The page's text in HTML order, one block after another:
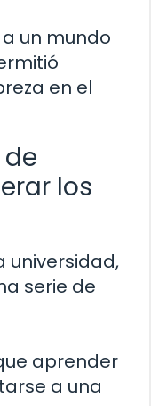
un mundo
en el
los
universidad,
serie de
aprender
a una